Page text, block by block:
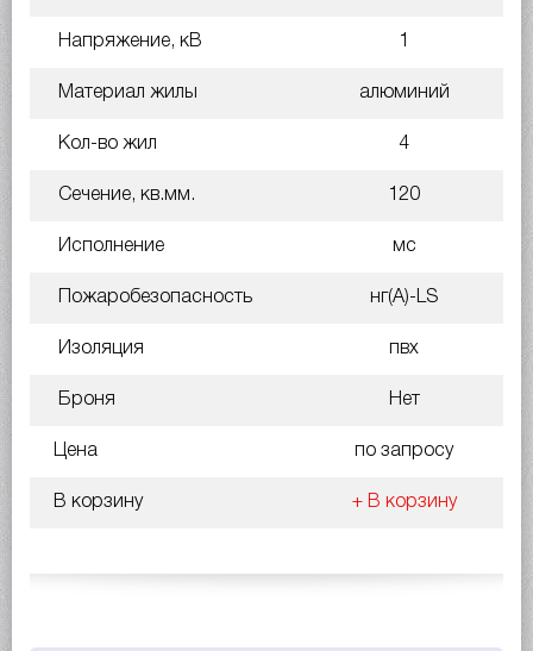
Напряжение, кВ 1
Материал жилы алюминий
Кол-во жил 4
Сечение, кв.мм. 120
Исполнение мс
Пожаробезопасность нг(A)-LS
Изоляция пвх
Броня Нет
Цена по запросу
В корзину + В корзину